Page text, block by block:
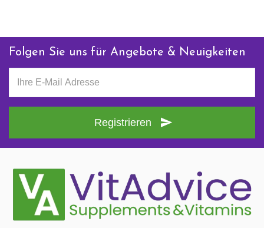
Folgen Sie uns für Angebote & Neuigkeiten
Registrieren